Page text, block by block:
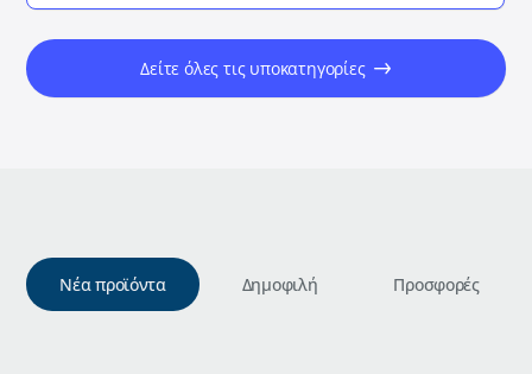
Δείτε όλες τις υποκατηγορίες
Νέα προϊόντα Δημοφιλή Προσφορές